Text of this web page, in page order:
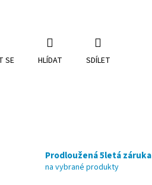
SE HLÍDAT SDÍLET
Prodloužená 5letá záruka
na vybrané produkty